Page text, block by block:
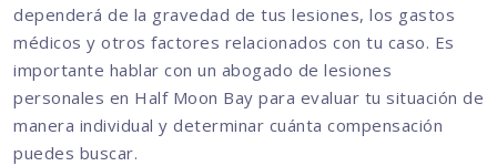
dependerá de la gravedad de tus lesiones, los gastos
médicos y otros factores relacionados con tu caso. Es
importante hablar con un abogado de lesiones
personales en Half Moon Bay para evaluar tu situación de
manera individual y determinar cuánta compensación
puedes buscar.